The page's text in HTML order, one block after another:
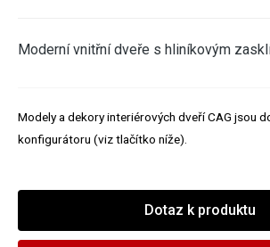
Moderní vnitřní dveře s hliníkovým
Modely a dekory interiérových dveří CAG jsou
konfigurátoru (viz tlačítko níže).
Dotaz k produktu